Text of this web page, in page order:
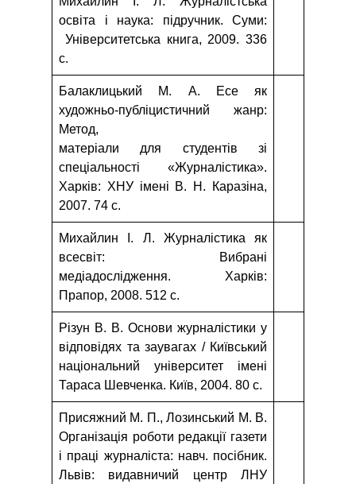
освіта і наука: підручник. Суми:
Університетська книга, 2009. 336
с.
Балаклицький М. А. Есе як
художньо-публіцистичний жанр:
Метод,
матеріали для студентів зі
спеціальності «Журналістика».
Xарків: ХНУ імені В. Н. Каразіна,
2007. 74 с.
Михайлин I. Л. Журналістика як
всесвіт: Вибрані
медіадослідження. Xарків:
Прапор, 2008. 512 с.
Різун В. В. Основи журналістики у
відповідях та заувагах / Київський
національний університет імені
Тараса Шевченка. Київ, 2004. 80 с.
Присяжний М. П., Лозинський М. В.
Організація роботи редакції газети
і праці журналіста: навч. посібник.
Львів: видавничий центр ЛНУ